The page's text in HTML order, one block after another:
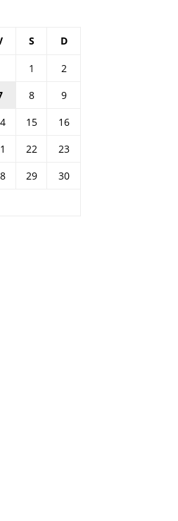
S D
1
2
8
9
15
16
22
23
29
30